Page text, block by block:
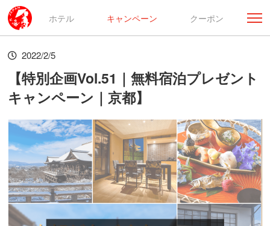
ホテル キャンペーン クーポン
2022/2/5
【特別企画Vol.51｜無料宿泊プレゼント
キャンペーン｜京都】